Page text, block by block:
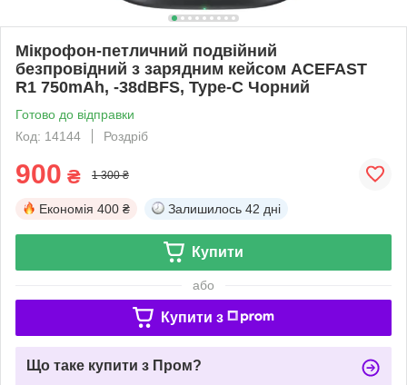
Мікрофон-петличний подвійний
безпровідний з зарядним кейсом ACEFAST
R1 750mAh, -38dBFS, Type-C Чорний
Готово до відправки
Код: 14144
Роздріб
900 ₴ 1 300 ₴
Економія 400 ₴ Залишилось 42 дні
Купити
або
Купити з
Що таке купити з Пром?